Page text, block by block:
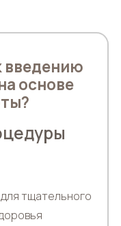
введению
основе
тщательного